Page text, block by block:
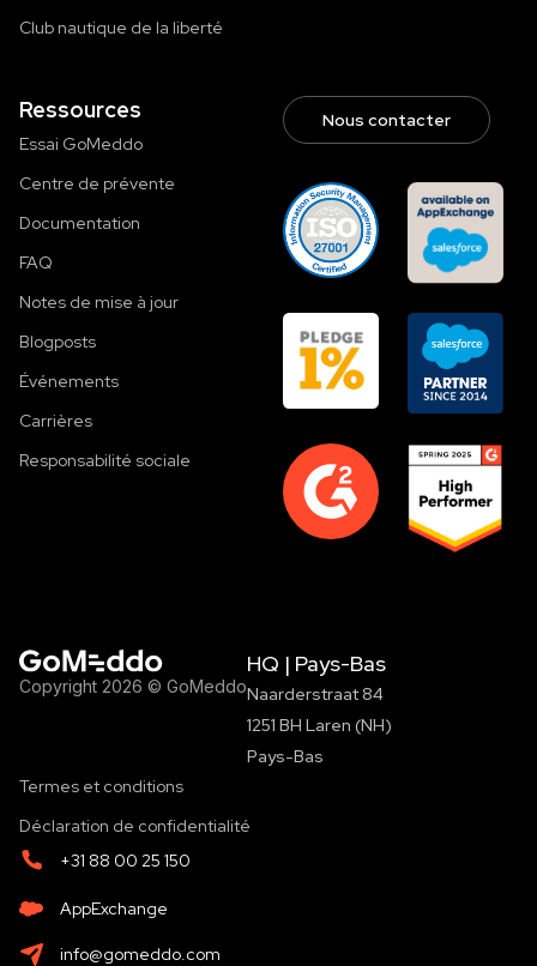
Club nautique de la liberté
Ressources
Essai GoMeddo
Centre de prévente
Documentation
FAQ
Notes de mise à jour
Blogposts
Événements
Carrières
Responsabilité sociale
Nous contacter
Copyright 2026 © GoMeddo
HQ | Pays-Bas
Naarderstraat 84
1251 BH Laren (NH)
Pays-Bas
Termes et conditions
Déclaration de confidentialité
+31 88 00 25 150
AppExchange
info@gomeddo.com